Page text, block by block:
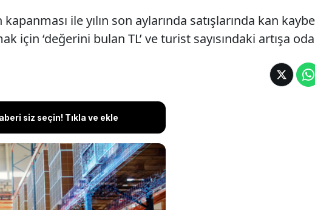
ile yılın son aylarında satışlarında kan
için ‘değerini bulan TL’ ve turist sayısındaki artışa
siz seçin! Tıkla ve ekle